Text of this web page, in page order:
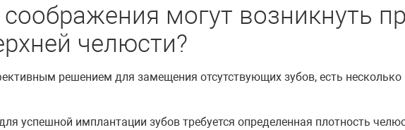
могут возникнуть
челюсти?
решением для замещения отсутствующих зубов, есть
успешной имплантации зубов требуется определенная плотность